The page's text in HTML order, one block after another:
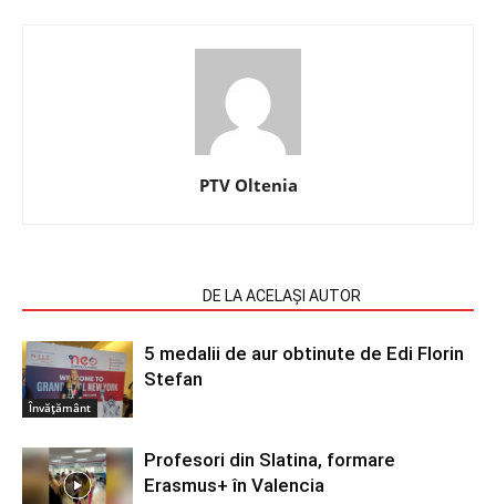
PTV Oltenia
DE LA ACELAȘI AUTOR
Învățământ
5 medalii de aur obtinute de Edi Florin
Stefan
Profesori din Slatina, formare
Erasmus+ în Valencia